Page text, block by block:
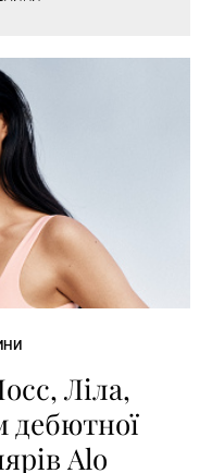
Ліла,
дебютної
Alo